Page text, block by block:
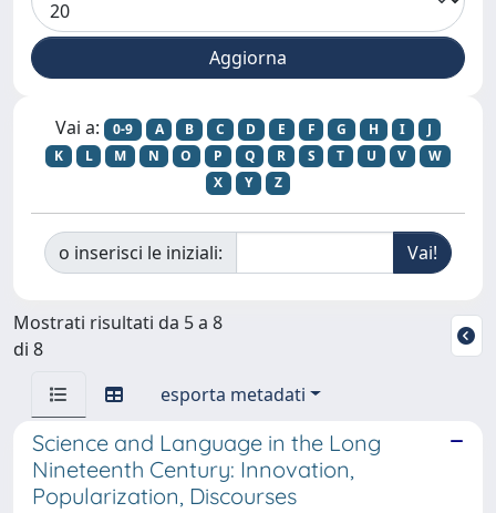
Vai a: 0-9 A B C D E F G H I
J
K
L M N O P Q R S T U V
W
X
Y Z
o inserisci le iniziali:
Mostrati risultati da 5 a 8
di 8
esporta metadati
Science and Language in the Long
Nineteenth Century: Innovation,
Popularization, Discourses